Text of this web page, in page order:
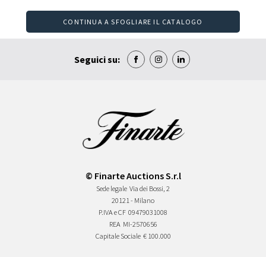
CONTINUA A SFOGLIARE IL CATALOGO
Seguici su:
© Finarte Auctions S.r.l
Sede legale Via dei Bossi, 2
20121 - Milano
P.IVA e CF 09479031008
REA MI-2570656
Capitale Sociale € 100.000